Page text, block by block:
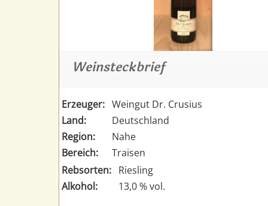
Weinsteckbrief
Erzeuger: Weingut Dr. Crusius
Land:
Deutschland
Region:
Nahe
Bereich:
Traisen
Rebsorten: Riesling
Alkohol:
13,0 % vol.